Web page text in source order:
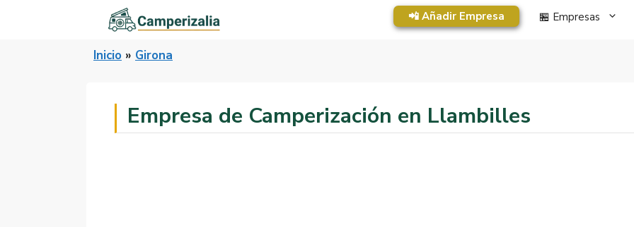
📲 Añadir Empresa 🏪 Empresas
Inicio » Girona
Empresa de Camperización en Llambilles